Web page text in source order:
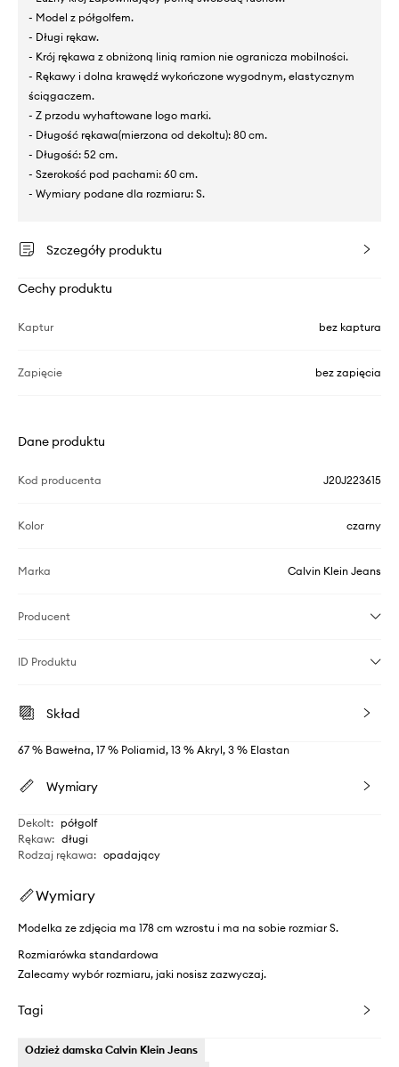
- Model z półgolfem.
- Długi rękaw.
- Krój rękawa z obniżoną linią ramion nie ogranicza mobilności.
- Rękawy i dolna krawędź wykończone wygodnym, elastycznym
ściągaczem.
- Z przodu wyhaftowane logo marki.
- Długość rękawa(mierzona od dekoltu): 80 cm.
- Długość: 52 cm.
- Szerokość pod pachami: 60 cm.
- Wymiary podane dla rozmiaru: S.
Szczegóły produktu
Cechy produktu
Kaptur bez kaptura
Zapięcie bez zapięcia
Dane produktu
Kod producenta J20J223615
Kolor czarny
Marka Calvin Klein Jeans
Producent
ID Produktu
Skład
67 % Bawełna, 17 % Poliamid, 13 % Akryl, 3 % Elastan
Wymiary
Dekolt: półgolf
Rękaw: długi
Rodzaj rękawa: opadający
Wymiary
Modelka ze zdjęcia ma 178 cm wzrostu i ma na sobie rozmiar S.
Rozmiarówka standardowa
Zalecamy wybór rozmiaru, jaki nosisz zazwyczaj.
Tagi
Odzież damska Calvin Klein Jeans